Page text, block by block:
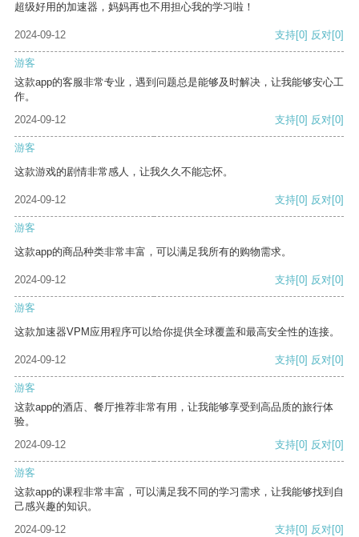
超级好用的加速器，妈妈再也不用担心我的学习啦！
2024-09-12 支持[0] 反对[0]
游客
这款app的客服非常专业，遇到问题总是能够及时解决，让我能够安心工
作。
2024-09-12
支持[0] 反对[0]
游客
这款游戏的剧情非常感人，让我久久不能忘怀。
2024-09-12 支持[0] 反对[0]
游客
这款app的商品种类非常丰富，可以满足我所有的购物需求。
2024-09-12 支持[0] 反对[0]
游客
这款加速器VPM应用程序可以给你提供全球覆盖和最高安全性的连接。
2024-09-12 支持[0] 反对[0]
游客
这款app的酒店、餐厅推荐非常有用，让我能够享受到高品质的旅行体
验。
2024-09-12
支持[0] 反对[0]
游客
这款app的课程非常丰富，可以满足我不同的学习需求，让我能够找到自
己感兴趣的知识。
2024-09-12
支持[0] 反对[0]